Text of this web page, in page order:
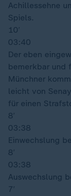
Achillessehne
Spiels.
10′
03:40
Der eben
bemerkbar und
Münchner
leicht von
für einen
8′
03:38
Einwechslung
8′
03:38
Auswechslung
7′